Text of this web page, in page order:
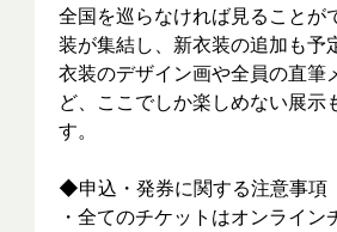
全国を巡らなければ見ることが
装が集結し、新⾐装の追加も予
衣装のデザイン画や全員の直筆
ど、ここでしか楽しめない展示
す。
◆申込・発券に関する注意事項
・全てのチケットはオンライン